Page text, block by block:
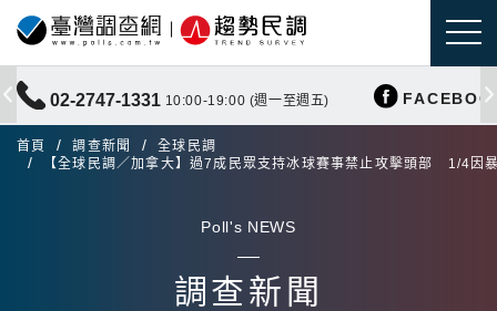
02-2747-1331 10:00-19:00 (週一至週五)
首頁 調查新聞
全球民調
【全球民調／加拿大】過7成民眾支持冰球賽事禁止攻擊頭部 1/4因
Poll's NEWS
調查新聞